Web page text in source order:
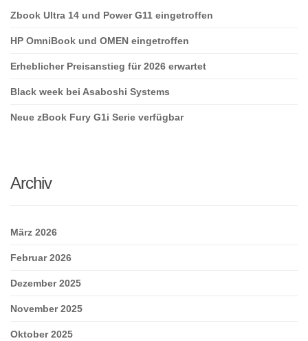
Zbook Ultra 14 und Power G11 eingetroffen
HP OmniBook und OMEN eingetroffen
Erheblicher Preisanstieg für 2026 erwartet
Black week bei Asaboshi Systems
Neue zBook Fury G1i Serie verfügbar
Archiv
März 2026
Februar 2026
Dezember 2025
November 2025
Oktober 2025